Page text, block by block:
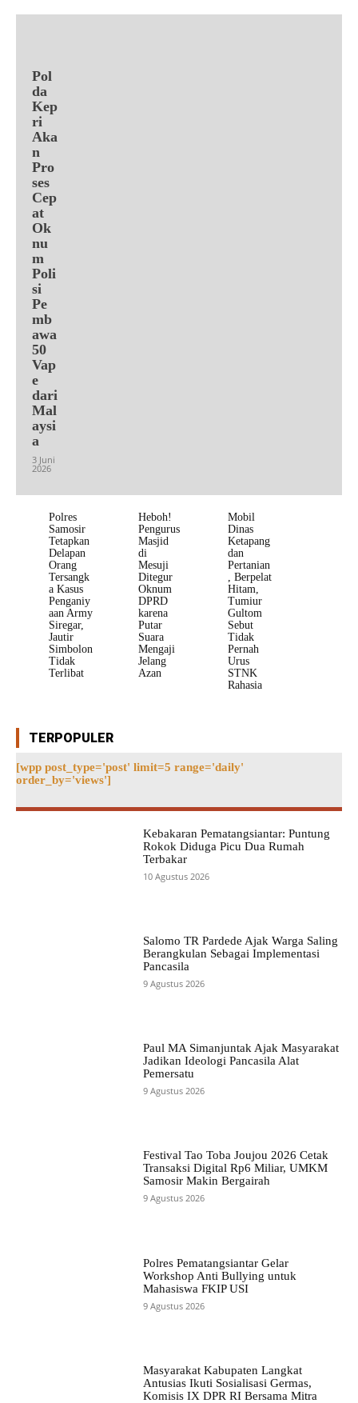
Pol
da
Kep
ri
Aka
n
Pro
ses
Cep
at
Ok
nu
m
Poli
si
Pe
mb
awa
50
Vap
e
dari
Mal
aysi
a
3 Juni
2026
Polres
Samosir
Tetapkan
Delapan
Orang
Tersangk
a Kasus
Penganiy
aan Army
Siregar,
Jautir
Simbolon
Tidak
Terlibat
Heboh!
Pengurus
Masjid
di
Mesuji
Ditegur
Oknum
DPRD
karena
Putar
Suara
Mengaji
Jelang
Azan
Mobil
Dinas
Ketapang
dan
Pertanian
, Berpelat
Hitam,
Tumiur
Gultom
Sebut
Tidak
Pernah
Urus
STNK
Rahasia
TERPOPULER
[wpp post_type='post' limit=5 range='daily'
order_by='views']
Kebakaran Pematangsiantar: Puntung
Rokok Diduga Picu Dua Rumah
Terbakar
10 Agustus 2026
Salomo TR Pardede Ajak Warga Saling
Berangkulan Sebagai Implementasi
Pancasila
9 Agustus 2026
Paul MA Simanjuntak Ajak Masyarakat
Jadikan Ideologi Pancasila Alat
Pemersatu
9 Agustus 2026
Festival Tao Toba Joujou 2026 Cetak
Transaksi Digital Rp6 Miliar, UMKM
Samosir Makin Bergairah
9 Agustus 2026
Polres Pematangsiantar Gelar
Workshop Anti Bullying untuk
Mahasiswa FKIP USI
9 Agustus 2026
Masyarakat Kabupaten Langkat
Antusias Ikuti Sosialisasi Germas,
Komisis IX DPR RI Bersama Mitra